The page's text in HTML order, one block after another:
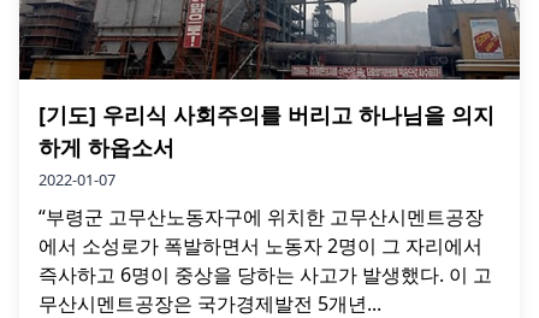
[기도] 우리식 사회주의를 버리고 하나님을 의지
하게 하옵소서
2022-01-07
“부령군 고무산노동자구에 위치한 고무산시멘트공장
에서 소성로가 폭발하면서 노동자 2명이 그 자리에서
즉사하고 6명이 중상을 당하는 사고가 발생했다. 이 고
무산시멘트공장은 국가경제발전 5개년...